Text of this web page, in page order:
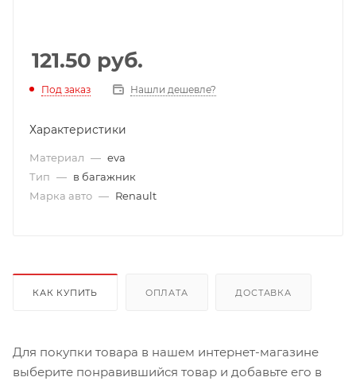
121.50 руб.
Под заказ Нашли дешевле?
Характеристики
Материал — eva
Тип — в багажник
Марка авто — Renault
КАК КУПИТЬ ОПЛАТА ДОСТАВКА
Для покупки товара в нашем интернет-магазине
выберите понравившийся товар и добавьте его в